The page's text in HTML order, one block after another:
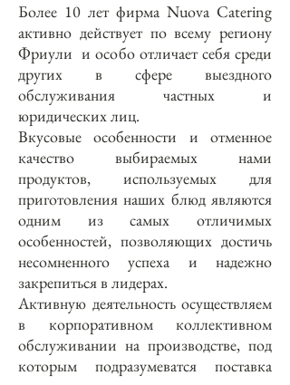
Более 10 лет фирма Nuova Catering
активно действует по всему региону
Фриули и особо отличает себя среди
других в сфере выездного
обслуживания частных и
юридических лиц.
Вкусовые особенности и отменное
качество выбираемых нами
продуктов, используемых для
приготовления наших блюд являются
одним из самых отличимых
особенностей, позволяющих достичь
несомненного успеха и надежно
закрепиться в лидерах.
Активную деятельность осуществляем
в корпоративном коллективном
обслуживании на производстве, под
которым подразумеватся поставка